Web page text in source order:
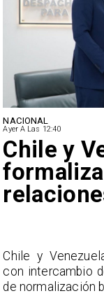
NACIONAL
Ayer A Las 12:40
de
Fabiola
La
considera
Campillai como